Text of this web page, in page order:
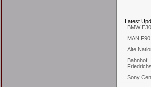
L atest U
BMW
MAN F90
Alte
Bahnhof
Sony